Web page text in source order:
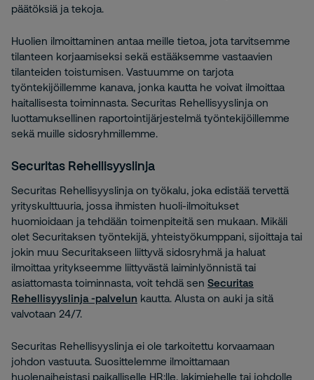
päätöksiä ja tekoja.
Huolien ilmoittaminen antaa meille tietoa, jota tarvitsemme
tilanteen korjaamiseksi sekä estääksemme vastaavien
tilanteiden toistumisen. Vastuumme on tarjota
työntekijöillemme kanava, jonka kautta he voivat ilmoittaa
haitallisesta toiminnasta. Securitas Rehellisyyslinja on
luottamuksellinen raportointijärjestelmä työntekijöillemme
sekä muille sidosryhmillemme.
Securitas Rehellisyyslinja
Securitas Rehellisyyslinja on työkalu, joka edistää tervettä
yrityskulttuuria, jossa ihmisten huoli-ilmoitukset
huomioidaan ja tehdään toimenpiteitä sen mukaan. Mikäli
olet Securitaksen työntekijä, yhteistyökumppani, sijoittaja tai
jokin muu Securitakseen liittyvä sidosryhmä ja haluat
ilmoittaa yritykseemme liittyvästä laiminlyönnistä tai
asiattomasta toiminnasta, voit tehdä sen Securitas
Rehellisyyslinja -palvelun kautta. Alusta on auki ja sitä
valvotaan 24/7.
Securitas Rehellisyyslinja ei ole tarkoitettu korvaamaan
johdon vastuuta. Suosittelemme ilmoittamaan
huolenaiheistasi paikalliselle HR:lle, lakimiehelle tai johdolle